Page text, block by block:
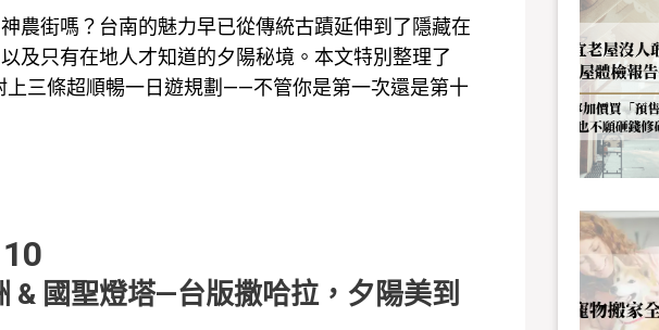
農街嗎？台南的魅力早已從傳統古蹟延伸到了隱藏在
及只有在地人才知道的夕陽秘境。本文特別整理了
上三條超順暢一日遊規劃——不管你是第一次還是第十
& 國聖燈塔—台版撒哈拉，夕陽美到